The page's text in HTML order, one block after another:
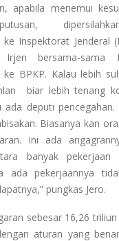
apabila menemui
Inspektorat Jenderal
Irjen bersama-sama
ke BPKP. Kalau lebih
biar lebih tenang
ada deputi pencegahan.
Biasanya kan
Ini ada
banyak
ada pekerjaannya
pungkas Jero.
sebesar 16,26
aturan yang